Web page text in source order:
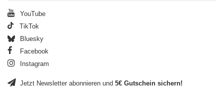
YouTube
TikTok
Bluesky
Facebook
Instagram
Jetzt Newsletter abonnieren und 5€ Gutschein sichern!